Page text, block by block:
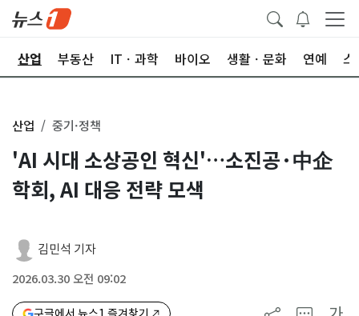
산업 부동산 ITㆍ과학 바이오 생활ㆍ문화 연예 스
산업 중기·정책
'AI 시대 소상공인 혁신'…소진공·中企
학회, AI 대응 전략 모색
김민석 기자
2026.03.30 오전 09:02